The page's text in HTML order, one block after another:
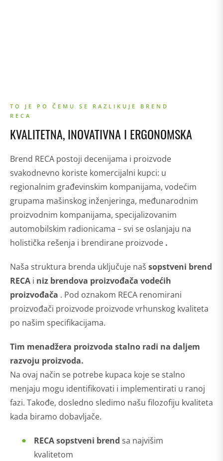
TO JE PO ČEMU SE RAZLIKUJE BREND
RECA
KVALITETNA, INOVATIVNA I ERGONOMSKA
Brend RECA postoji decenijama i proizvode
svakodnevno koriste komercijalni kupci: u
regionalnim građevinskim kompanijama, vodećim
grupama mašinskog inženjeringa, međunarodnim
proizvodnim kompanijama, specijalizovanim
automobilskim radionicama – svi se oslanjaju na
holistička rešenja i brendirane proizvode .
Naša struktura brenda uključuje naš sopstveni brend
RECA i niz brendova proizvođača vodećih
proizvođača . Pod oznakom RECA renomirani
proizvođači proizvode proizvode vrhunskog kvaliteta
po našim specifikacijama.
Tim menadžera proizvoda stalno radi na daljem
razvoju proizvoda.
Na ovaj način se potrebe kupaca koje se stalno
menjaju mogu identifikovati i implementirati u ranoj
fazi. Takođe, dosledno sledimo našu filozofiju kvaliteta
kada biramo dobavljače.
RECA sopstveni brend sa najvišim
kvalitetom